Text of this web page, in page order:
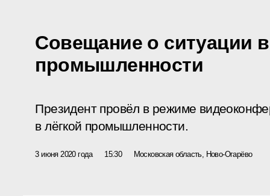
Совещание о ситуации в
промышленности
Президент провёл в режиме
в лёгкой промышленности.
3 июня 2020 года 15:30 Московская область, Ново-Огарёво